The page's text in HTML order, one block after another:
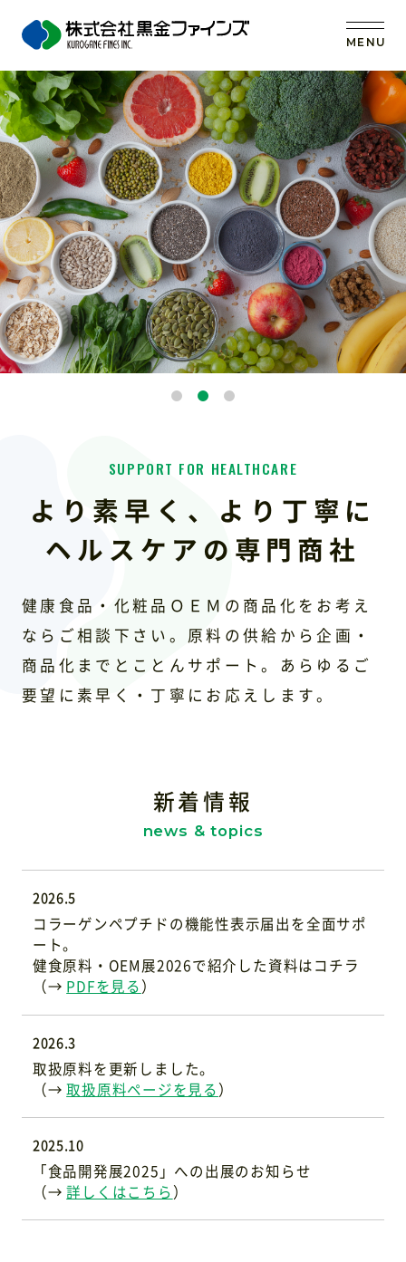
MENU
トップ
当社の強み
事業内容
取扱原料
OEM (受託製造)
会社案内
より素早く、より丁寧に
ヘルスケアの専門商社
健康食品・化粧品ＯＥＭの商品化をお考え
ならご相談下さい。 原料の供給から企画・
商品化までとことんサポート。 あらゆるご
要望に素早く・丁寧にお応えします。
新着情報
2026.5
コラーゲンペプチドの機能性表示届出を全面サポ
ート。
健食原料・OEM展2026で紹介した資料はコチラ
（→ PDFを見る）
2026.3
取扱原料を更新しました。
（→取扱原料ページを見る）
2025.10
「食品開発展2025」への出展のお知らせ
（→詳しくはこちら）